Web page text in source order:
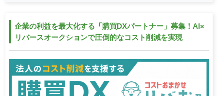
企業の利益を最大化する「購買DXパートナー」募集！AI×
リバースオークションで圧倒的なコスト削減を実現